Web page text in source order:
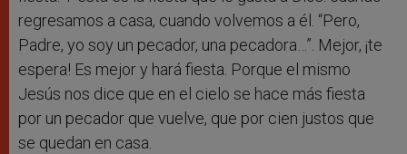
regresamos a casa, cuando volvemos a él. “Pero,
Padre, yo soy un pecador, una pecadora…”. Mejor, ¡te
espera! Es mejor y hará fiesta. Porque el mismo
Jesús nos dice que en el cielo se hace más fiesta
por un pecador que vuelve, que por cien justos que
se quedan en casa.